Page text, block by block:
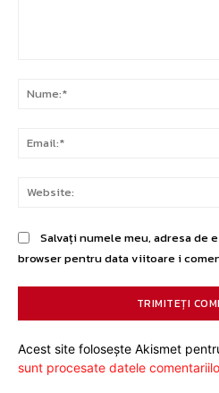
Salvați numele meu, adresa de
browser pentru data viitoare i
Acest site folosește Akismet
sunt procesate datele